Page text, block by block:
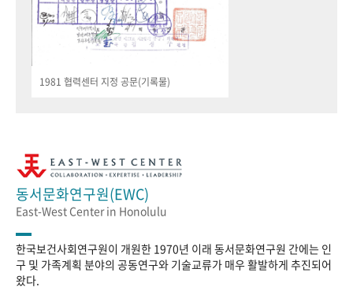
1981 협력센터 지정 공문(기록물)
동서문화연구원(EWC)
East-West Center in Honolulu
한국보건사회연구원이 개원한 1970년 이래 동서문화연구원 간에는 인
구 및 가족계획 분야의 공동연구와 기술교류가 매우 활발하게 추진되어
왔다.